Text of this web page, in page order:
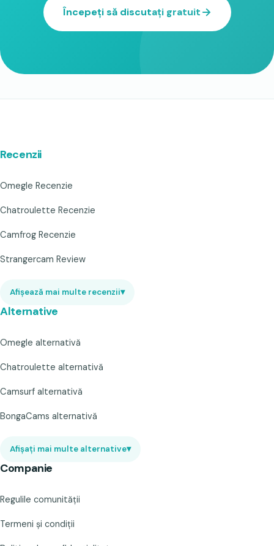
Începeți să discutați gratuit
Recenzii
Omegle Recenzie
Chatroulette Recenzie
Camfrog Recenzie
Strangercam Review
Afișează mai multe recenzii▾
Alternative
Omegle alternativă
Chatroulette alternativă
Camsurf alternativă
BongaCams alternativă
Afișați mai multe alternative▾
Companie
Regulile comunității
Termeni și condiții